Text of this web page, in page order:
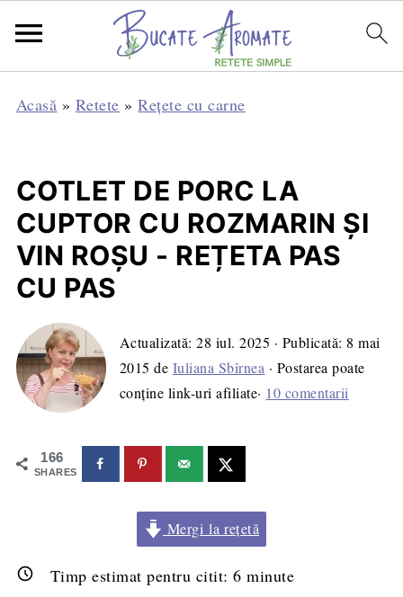
Acasă » Retete »Rețete cu carne
COTLET DE PORC LA
CUPTOR CU ROZMARIN ŞI
VIN ROŞU - REȚETA PAS
CU PAS
Actualizată:28 iul. 2025 · Publicată: 8 mai
2015 de Iuliana Sbîrnea · Postarea poate
conține link-uri afiliate· 10 comentarii
166
SHARES
Mergi la rețetă
Timp estimat pentru citit:6 minute